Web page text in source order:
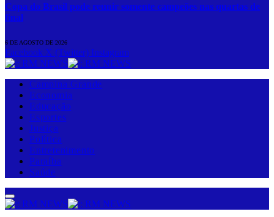
Copa do Brasil pode reunir somente campeões nas quartas de
final
6 DE AGOSTO DE 2026
Facebook X (Twitter) Instagram
Campina Grande
Economia
Educação
Esportes
Justiça
Política
Entretenimento
Paraíba
Saúde